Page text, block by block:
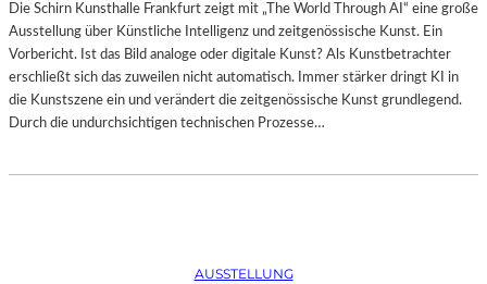
Die Schirn Kunsthalle Frankfurt zeigt mit „The World Through AI“ eine große
Ausstellung über Künstliche Intelligenz und zeitgenössische Kunst. Ein
Vorbericht. Ist das Bild analoge oder digitale Kunst? Als Kunstbetrachter
erschließt sich das zuweilen nicht automatisch. Immer stärker dringt KI in
die Kunstszene ein und verändert die zeitgenössische Kunst grundlegend.
Durch die undurchsichtigen technischen Prozesse…
AUSSTELLUNG